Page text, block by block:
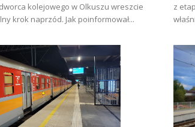
kolejowego w Olkuszu wreszcie
krok naprzód. Jak poinformował...
z